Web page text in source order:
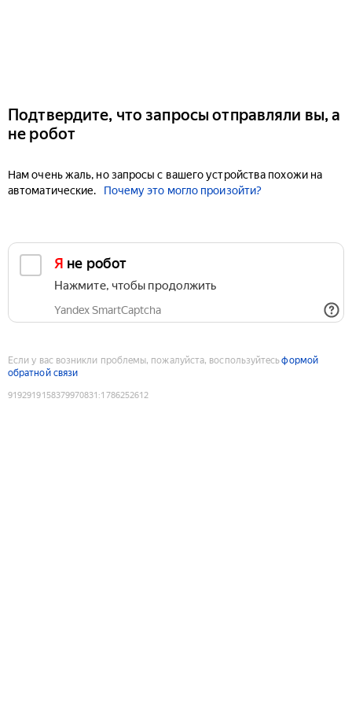
Подтвердите, что запросы отправляли вы, а
не робот
Нам очень жаль, но запросы с вашего устройства похожи на
автоматические.
Почему это могло произойти?
Я не робот
Нажмите, чтобы продолжить
Yandex SmartCaptcha
Если у вас возникли проблемы, пожалуйста, воспользуйтесьформой
обратной связи
9192919158379970831 :1786252612